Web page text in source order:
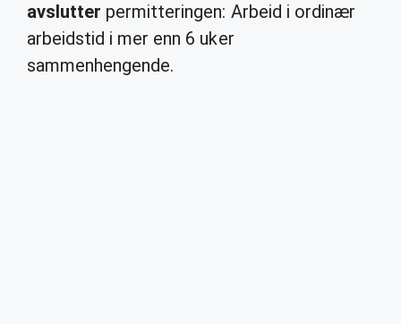
avslutter permitteringen: Arbeid i ordinær
arbeidstid i mer enn 6 uker
sammenhengende.